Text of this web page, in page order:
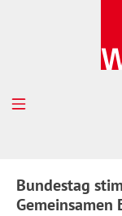
Bundestag
Gemeinsamen